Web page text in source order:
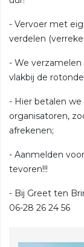
- Vervoer met
verdelen
- We
vlakbij de
- Hier betalen
organisatoren,
afrekenen;
- Aanmelden
tevoren!!!
- Bij Greet ten
06-28 26 24 56